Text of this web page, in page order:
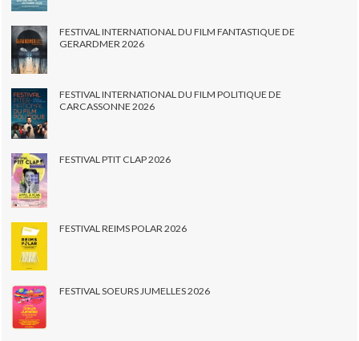
FESTIVAL INTERNATIONAL DU FILM FANTASTIQUE DE
GERARDMER 2026
FESTIVAL INTERNATIONAL DU FILM POLITIQUE DE
CARCASSONNE 2026
FESTIVAL PTIT CLAP 2026
FESTIVAL REIMS POLAR 2026
FESTIVAL SOEURS JUMELLES 2026